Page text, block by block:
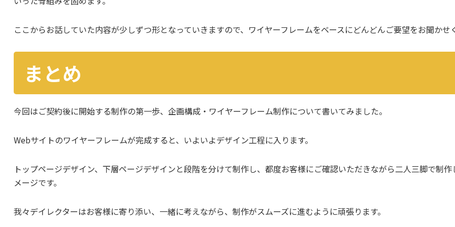
ここからお話していた内容が少しずつ形となっていきますので、ワイヤーフレームをベースにどんどんご要望をお聞かせ
まとめ
今回はご契約後に開始する制作の第一歩、企画構成・ワイヤーフレーム制作について書いてみました。
Webサイトのワイヤーフレームが完成すると、いよいよデザイン工程に入ります。
トップページデザイン、下層ページデザインと段階を分けて制作し、都度お客様にご確認いただきながら二人三脚で制作
メージです。
我々デイレクターはお客様に寄り添い、一緒に考えながら、制作がスムーズに進むように頑張ります。